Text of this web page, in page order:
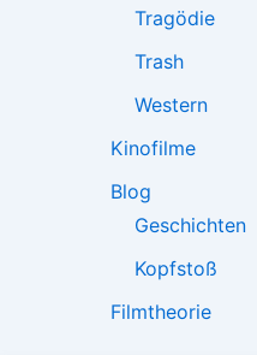
Tragödie
Trash
Western
Kinofilme
Blog
Geschichten
Kopfstoß
Filmtheorie